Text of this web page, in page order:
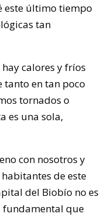
este último tiempo
tan
calores y fríos
tanto en tan poco
tornados o
es una sola,
con nosotros y
de este
del Biobío no es
fundamental que